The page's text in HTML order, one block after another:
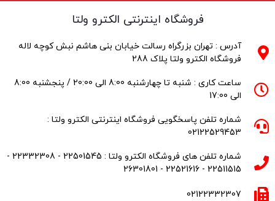
فروشگاه اینترنتی الکترو ولتا
آدرس : تهران بزرگراه رسالت خیابان بنی هاشم نبش کوچه لاله
فروشگاه الکترو ولتا پلاک 288
ساعت کاری : شنبه تا چهارشنبه 8:00 الی 20:00 / پنجشنبه 8:00
الی 17:00
شماره تلفن پاسخگویی فروشگاه اینترنتی الکترو ولتا :
02122529453
شماره تلفن های فروشگاه الکترو ولتا : 22501545 - 22332308 -
22511515 - 22521616 - 26301801
02122332307